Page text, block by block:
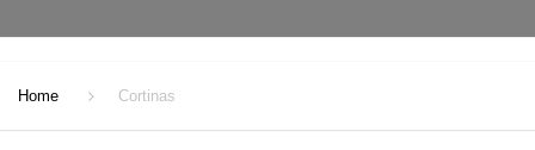
Home Cortinas